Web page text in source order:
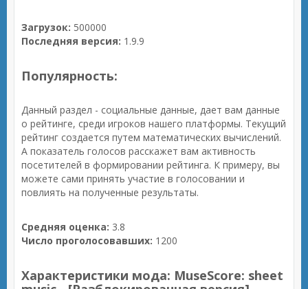
Загрузок: 500000
Последняя версия: 1.9.9
Популярность:
Данный раздел - социальные данные, дает вам данные
о рейтинге, среди игроков нашего платформы. Текущий
рейтинг создается путем математических вычислений.
А показатель голосов расскажет вам активность
посетителей в формировании рейтинга. К примеру, вы
можете сами принять участие в голосовании и
повлиять на полученные результаты.
Средняя оценка: 3.8
Число проголосовавших: 1200
Характеристики мода: MuseScore: sheet